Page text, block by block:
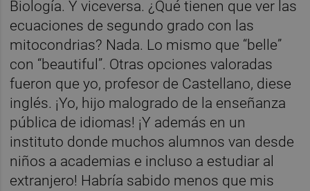
Biología. Y viceversa. ¿Qué tienen que ver las
ecuaciones de segundo grado con las
mitocondrias? Nada. Lo mismo que “belle”
con “beautiful”. Otras opciones valoradas
fueron que yo, profesor de Castellano, diese
inglés. ¡Yo, hijo malogrado de la enseñanza
pública de idiomas! ¡Y además en un
instituto donde muchos alumnos van desde
niños a academias e incluso a estudiar al
extranjero! Habría sabido menos que mis